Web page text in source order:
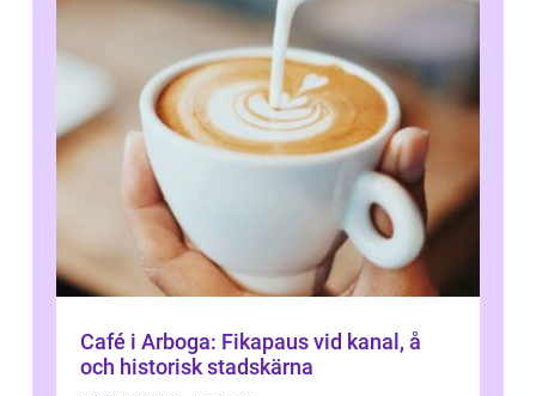
Café i Arboga: Fikapaus vid kanal, å
och historisk stadskärna